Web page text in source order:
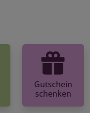
Gutschein
schenken